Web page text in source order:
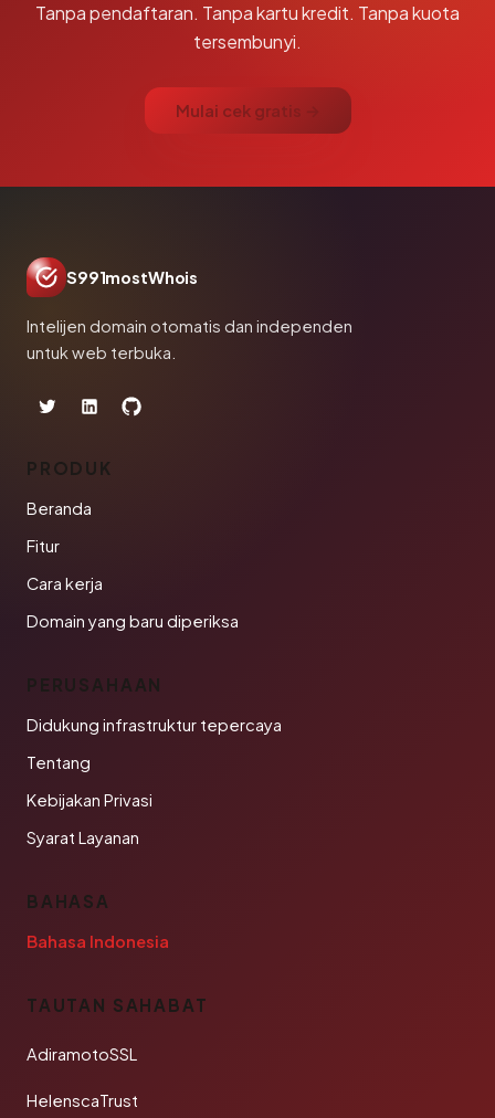
Tanpa pendaftaran. Tanpa kartu kredit. Tanpa kuota
tersembunyi.
Mulai cek gratis →
S991mostWhois
Intelijen domain otomatis dan independen
untuk web terbuka.
PRODUK
Beranda
Fitur
Cara kerja
Domain yang baru diperiksa
PERUSAHAAN
Didukung infrastruktur tepercaya
Tentang
Kebijakan Privasi
Syarat Layanan
BAHASA
Bahasa Indonesia
TAUTAN SAHABAT
AdiramotoSSL
HelenscaTrust